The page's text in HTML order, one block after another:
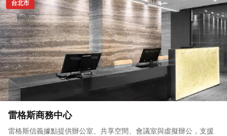
台北市
雷格斯商務中心
雷格斯信義據點提供辦公室、共享空間、會議室與虛擬辦公，支援